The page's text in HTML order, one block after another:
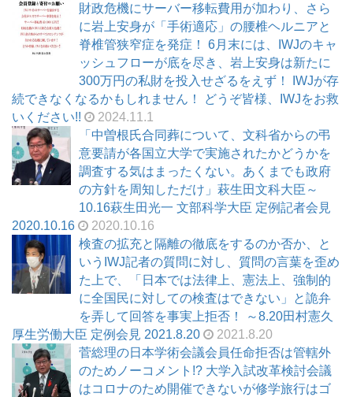
財政危機にサーバー移転費用が加わり、さら
に岩上安身が「手術適応」の腰椎ヘルニアと
脊椎管狭窄症を発症！ 6月末には、IWJのキャ
ッシュフローが底を尽き、岩上安身は新たに
300万円の私財を投入せざるをえず！ IWJが存
続できなくなるかもしれません！ どうぞ皆様、IWJをお救
いください!!
2024.11.1
「中曽根氏合同葬について、文科省からの弔
意要請が各国立大学で実施されたかどうかを
調査する気はまったくない。あくまでも政府
の方針を周知しただけ」萩生田文科大臣～
10.16萩生田光一 文部科学大臣 定例記者会見
2020.10.16
2020.10.16
検査の拡充と隔離の徹底をするのか否か、と
いうIWJ記者の質問に対し、質問の言葉を歪め
た上で、「日本では法律上、憲法上、強制的
に全国民に対しての検査はできない」と詭弁
を弄して回答を事実上拒否！ ～8.20田村憲久
厚生労働大臣 定例会見 2021.8.20
2021.8.20
菅総理の日本学術会議会員任命拒否は管轄外
のためノーコメント!? 大学入試改革検討会議
はコロナのため開催できないが修学旅行はゴ